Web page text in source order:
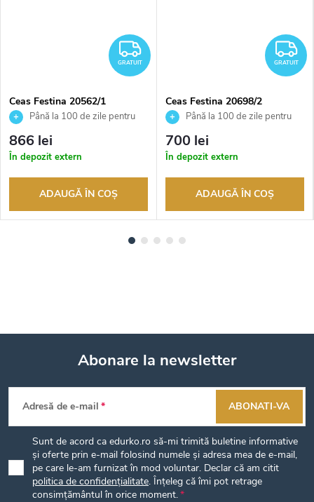
GRATUIT
GRATUIT
Ceas Festina 20562/1
Până la 100 de zile pentru
returnarea bunurilor. Vânzător
autorizat
866 lei
În depozit extern
ADAUGĂ ÎN COŞ
GRATUIT
Ceas Festina 20698/2
Până la 100 de zile pentru
returnarea bunurilor. Vânzător
autorizat
700 lei
În depozit extern
ADAUGĂ ÎN COŞ
S
u
b
Abonare la newsletter
Adresă de e-mail
Sunt de acord ca edurko.ro să-mi trimită buletine informative
și oferte prin e-mail folosind numele și adresa mea de e-mail,
pe care le-am furnizat în mod voluntar. Declar că am citit
politica de confidențialitate. Înțeleg că îmi pot retrage
consimțământul în orice moment.
ABONATI-VA